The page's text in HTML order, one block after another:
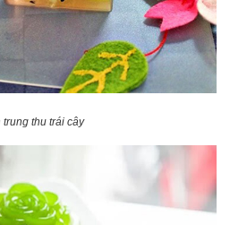
trung thu trái cây